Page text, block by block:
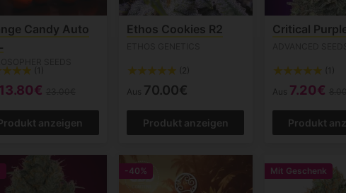
Candy Auto
(1)
13.80€
anzeigen
Ethos Cookies R2
(2)
Aus 70.00€
Produkt anzeigen
Critical
(1)
Aus 7.20€
Produkt
-40% Mit Geschenk